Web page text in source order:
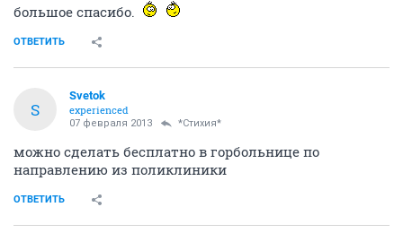
большое спасибо.
ОТВЕТИТЬ
S
Svetok
experienced
07 февраля 2013 *Стихия*
можно сделать бесплатно в горбольнице по
направлению из поликлиники
ОТВЕТИТЬ